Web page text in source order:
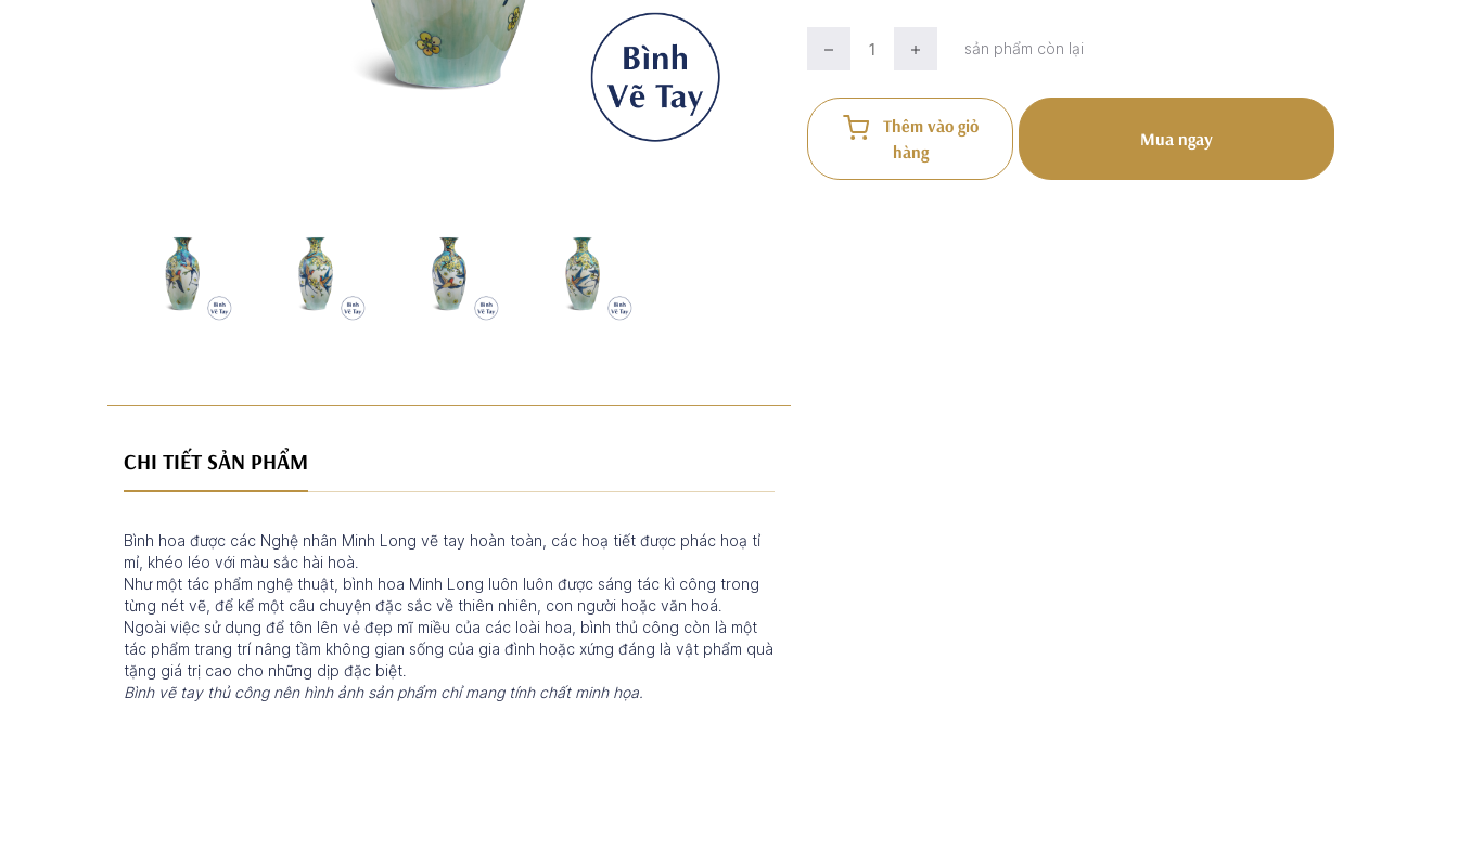
sản phẩm còn lại
Thêm vào giỏ
hàng
Mua ngay
CHI TIẾT SẢN PHẨM
Bình hoa được các Nghệ nhân Minh Long vẽ tay hoàn toàn, các hoạ tiết được phác hoạ tỉ
mỉ, khéo léo với màu sắc hài hoà.
Như một tác phẩm nghệ thuật, bình hoa Minh Long luôn luôn được sáng tác kì công trong
từng nét vẽ, để kể một câu chuyện đặc sắc về thiên nhiên, con người hoặc văn hoá.
Ngoài việc sử dụng để tôn lên vẻ đẹp mĩ miều của các loài hoa, bình thủ công còn là một
tác phẩm trang trí nâng tầm không gian sống của gia đình hoặc xứng đáng là vật phẩm quà
tặng giá trị cao cho những dịp đặc biệt.
Bình vẽ tay thủ công nên hình ảnh sản phẩm chỉ mang tính chất minh họa.